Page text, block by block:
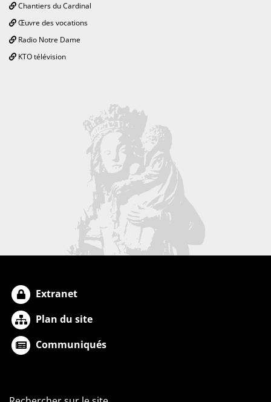
Chantiers du Cardinal
Œuvre des vocations
Radio Notre Dame
KTO télévision
Extranet
Plan du site
Communiqués